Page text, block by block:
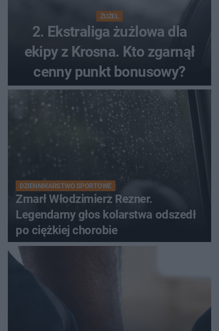
ŻUŻEL
2. Ekstraliga żużlowa dla
ekipy z Krosna. Kto zgarnął
cenny punkt bonusowy?
DZIENNIKARSTWO SPORTOWE
Zmarł Włodzimierz Rezner.
Legendarny głos kolarstwa odszedł
po ciężkiej chorobie